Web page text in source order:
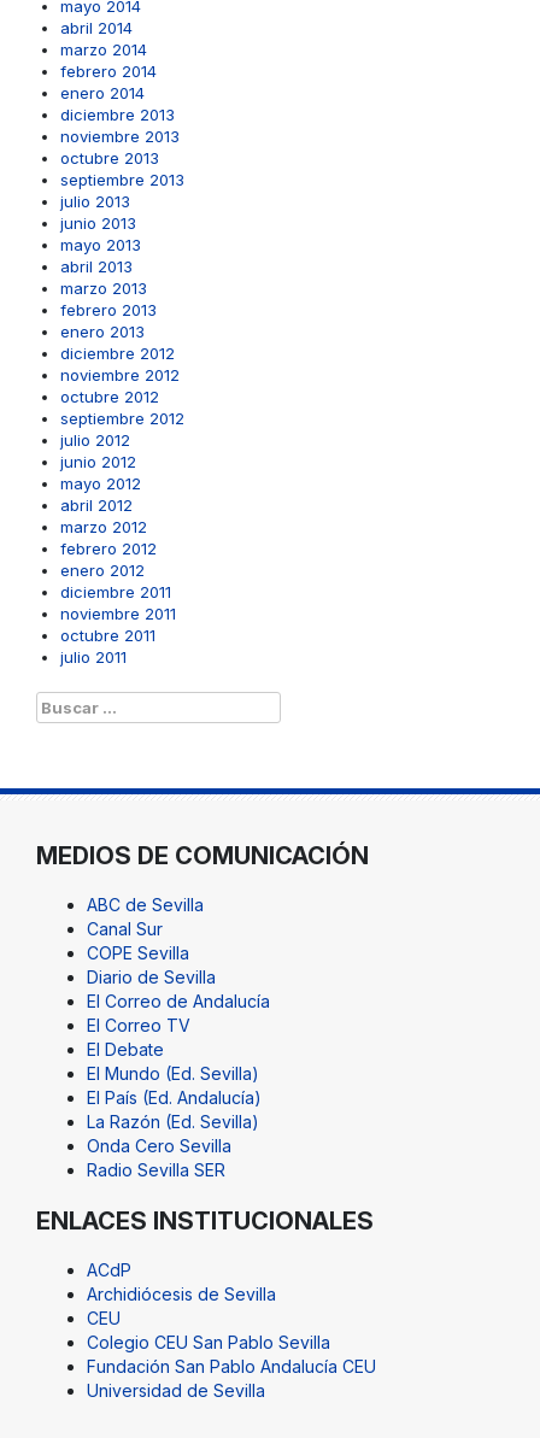
mayo 2014
abril 2014
marzo 2014
febrero 2014
enero 2014
diciembre 2013
noviembre 2013
octubre 2013
septiembre 2013
julio 2013
junio 2013
mayo 2013
abril 2013
marzo 2013
febrero 2013
enero 2013
diciembre 2012
noviembre 2012
octubre 2012
septiembre 2012
julio 2012
junio 2012
mayo 2012
abril 2012
marzo 2012
febrero 2012
enero 2012
diciembre 2011
noviembre 2011
octubre 2011
julio 2011
Buscar:
MEDIOS DE COMUNICACIÓN
ABC de Sevilla
Canal Sur
COPE Sevilla
Diario de Sevilla
El Correo de Andalucía
El Correo TV
El Debate
El Mundo (Ed. Sevilla)
El País (Ed. Andalucía)
La Razón (Ed. Sevilla)
Onda Cero Sevilla
Radio Sevilla SER
ENLACES INSTITUCIONALES
ACdP
Archidiócesis de Sevilla
CEU
Colegio CEU San Pablo Sevilla
Fundación San Pablo Andalucía CEU
Universidad de Sevilla